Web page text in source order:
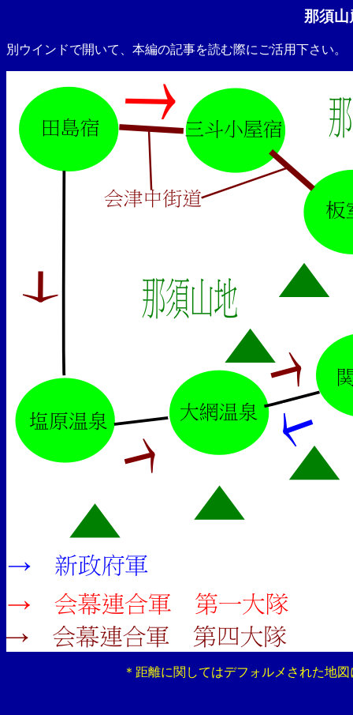
那須山
別ウインドで開いて、本編の記事を読む際にご活用下さい。
＊距離に関してはデフォルメされた地